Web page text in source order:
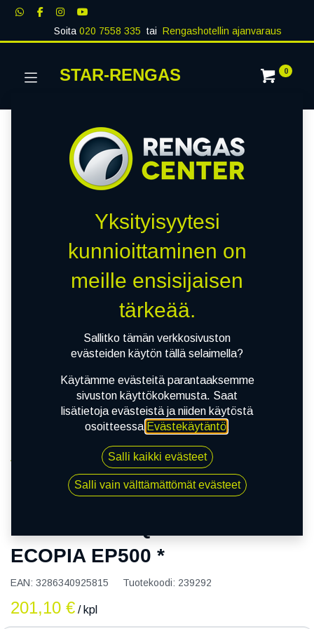
Soita020 7558 335 tai Rengashotellin ajanvaraus
STAR-RENGAS 0
155/70R19 84Q BRIDGESTONE ECOPIA EP500 *
ECOPIA EP500 *
EAN: 3286340925815 Tuotekoodi: 239292
201,10 € / kpl
Yksityisyytesi
kunnioittaminen on
meille ensisijaisen
tärkeää.
Sallitko tämän verkkosivuston
evästeiden käytön tällä selaimella?
Käytämme evästeitä parantaaksemme
sivuston käyttökokemusta. Saat
lisätietoja evästeistä ja niiden käytöstä
osoitteessa Evästekäytäntö.
Salli kaikki evästeet
Salli vain välttämättömät evästeet